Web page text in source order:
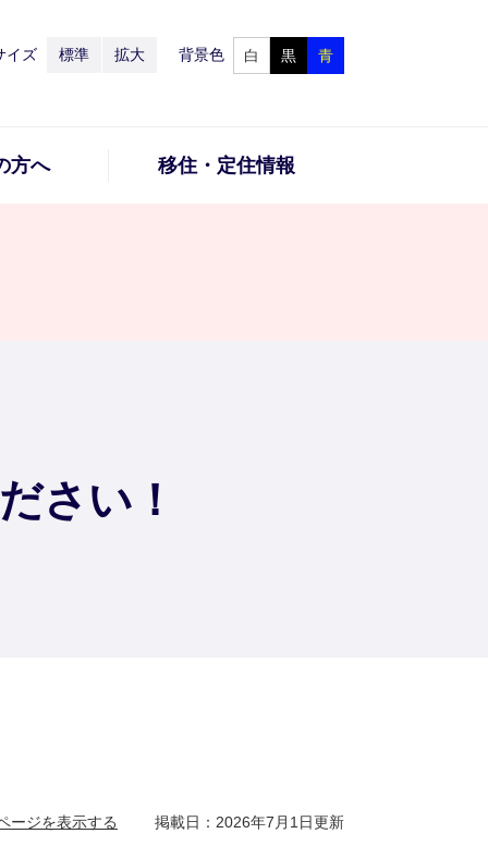
イズ 標準 拡大 背景色 白 黒 青
方へ 移住・定住情報
さい！
ージを表示する 掲載日：2026年7月1日更新